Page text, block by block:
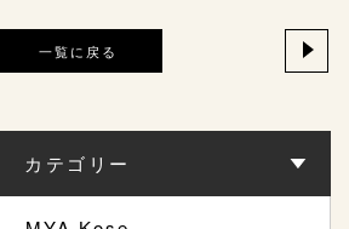
一覧に戻る
カテゴリー